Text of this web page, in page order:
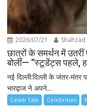
2026/07/21
छात्रों के समर्थन में उतरीं
बोलीं— “स्टूडेंट्स पहले,
नई दिल्ली:दिल्ली के जंतर-मंतर
भारद्वाज ने अपने...
Celeb Talk Celebrities